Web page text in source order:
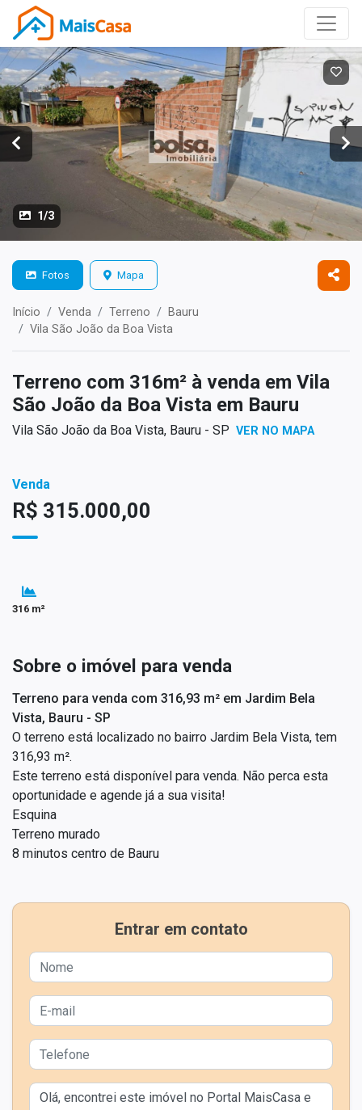
1/3
Fotos Mapa
Início Venda Terreno
Bauru
Vila São João da Boa Vista
Terreno com 316m² à venda em Vila
São João da Boa Vista em Bauru
Vila São João da Boa Vista, Bauru - SP VER NO MAPA
Venda
R$ 315.000,00
316 m²
Sobre o imóvel para venda
Terreno para venda com 316,93 m² em Jardim Bela
Vista, Bauru - SP
O terreno está localizado no bairro Jardim Bela Vista, tem
316,93 m².
Este terreno está disponível para venda. Não perca esta
oportunidade e agende já a sua visita!
Esquina
Terreno murado
8 minutos centro de Bauru
Entrar em contato